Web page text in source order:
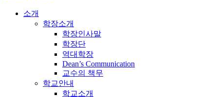
소개
학장소개
학장인사말
학장단
역대학장
Dean’s Communication
교수의 책무
학교안내
학교소개